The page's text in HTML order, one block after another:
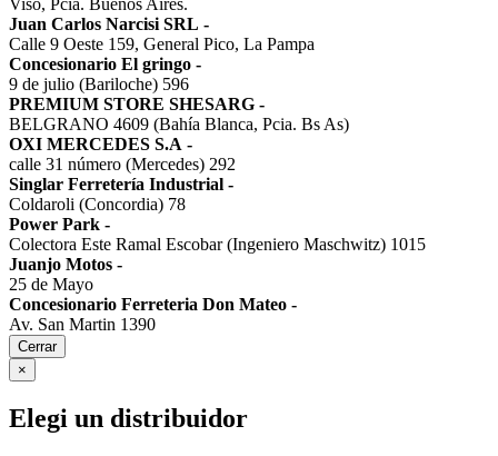
Viso, Pcia. Buenos Aires.
Juan Carlos Narcisi SRL -
Calle 9 Oeste 159, General Pico, La Pampa
Concesionario El gringo -
9 de julio (Bariloche) 596
PREMIUM STORE SHESARG -
BELGRANO 4609 (Bahía Blanca, Pcia. Bs As)
OXI MERCEDES S.A -
calle 31 número (Mercedes) 292
Singlar Ferretería Industrial -
Coldaroli (Concordia) 78
Power Park -
Colectora Este Ramal Escobar (Ingeniero Maschwitz) 1015
Juanjo Motos -
25 de Mayo
Concesionario Ferreteria Don Mateo -
Av. San Martin 1390
Cerrar
×
Elegi un distribuidor